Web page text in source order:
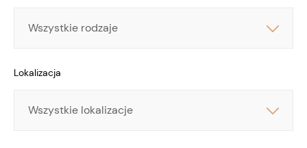
nieruchomości
Lokalizacja